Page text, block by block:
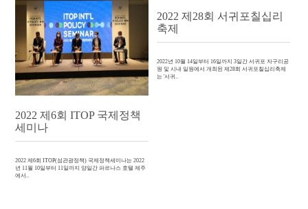
2022 제6회 ITOP 국제정책
세미나
2022 제6회 ITOP(섬관광정책) 국제정책세미나는 2022
년 11월 10일부터 11일까지 양일간 파르나스 호텔 제주
에서..
2022 제28회 서귀포칠십리
축제
2022년 10월 14일부터 16일까지 3일간 서귀포 자구리공
원 및 시내 일원에서 개최된 제28회 서귀포칠십리축제
는 '서귀..